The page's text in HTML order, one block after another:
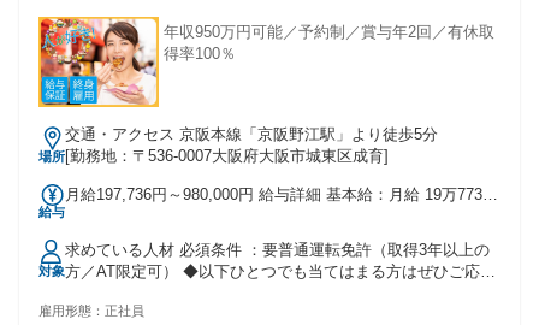
年収950万円可能／予約制／賞与年2回／有休取
得率100％
場所
交通・アクセス 京阪本線「京阪野江駅」より徒歩5分
[勤務地：〒536-0007大阪府大阪市城東区成育]
給与
月給197,736円～980,000円 給与詳細 基本給：月給 19万7736
払われる通勤・皆勤・家族手当金額：なし 全員に一律で支払
われるその他手当金額：なし ※乗務開始～6ヶ月 ▼乗務開始
から6ヶ月保証給を支給 （規定有）月給35万円 ※総額が保証
金額を上回る歩合は上乗せ ※研修期間は日給1万円（10～25
対象
求めている人材 必須条件 ：要普通運転免許（取得3年以上の
方／AT限定可） ◆以下ひとつでも当てはまる方はぜひご応募
を築いていきたい ・語学力（英語、韓国語、中国語など）を
雇用形態： 正社員